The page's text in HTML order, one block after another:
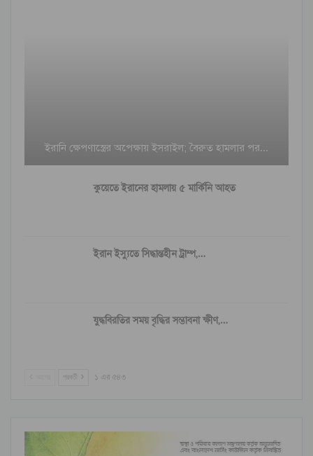
ইরানি ক্ষেপণাস্ত্রের অপেক্ষায় ইসরাইল; বৈরুত হামলার পর…
কুয়েতে ইরানের হামলায় ৫ মার্কিনি আহত
ইরান ইস্যুতে সিদ্ধান্তহীন ট্রাম্প,…
যুদ্ধবিরতির সময় বৃদ্ধির সম্ভাবনা ক্ষীণ,…
পরবর্তী ১ এর ৫৪৩